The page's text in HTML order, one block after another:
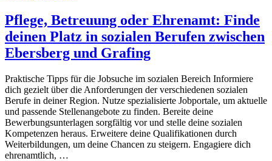
Pflege, Betreuung oder Ehrenamt: Finde
deinen Platz in sozialen Berufen zwischen
Ebersberg und Grafing
Praktische Tipps für die Jobsuche im sozialen Bereich Informiere
dich gezielt über die Anforderungen der verschiedenen sozialen
Berufe in deiner Region. Nutze spezialisierte Jobportale, um aktuelle
und passende Stellenangebote zu finden. Bereite deine
Bewerbungsunterlagen sorgfältig vor und stelle deine sozialen
Kompetenzen heraus. Erweitere deine Qualifikationen durch
Weiterbildungen, um deine Chancen zu steigern. Engagiere dich
ehrenamtlich, …